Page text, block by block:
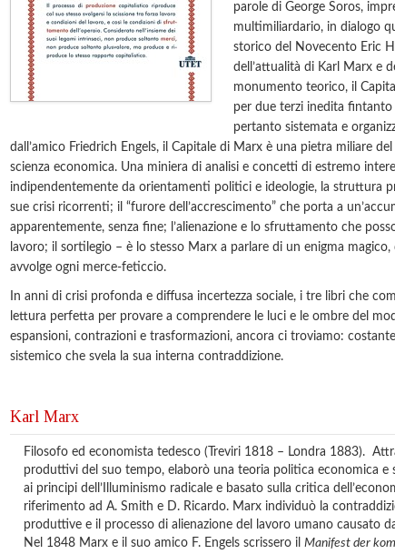
parole di George Soros,
multimiliardario, in dialogo
storico del Novecento Eric
dell’attualità di Karl Marx e
monumento teorico, il
per due terzi inedita fintanto
pertanto sistemata e
dall’amico Friedrich Engels, il Capitale di Marx è una pietra miliare
scienza economica. Una miniera di analisi e concetti di estremo
indipendentemente da orientamenti politici e ideologie, la struttura
sue crisi ricorrenti; il “furore dell’accrescimento” che porta a
apparentemente, senza fine; l’alienazione e lo sfruttamento che
lavoro; il sortilegio – è lo stesso Marx a parlare di un enigma
avvolge ogni merce-feticcio.
In anni di crisi profonda e diffusa incertezza sociale, i tre libri che
lettura perfetta per provare a comprendere le luci e le ombre del
espansioni, contrazioni e trasformazioni, ancora ci troviamo:
sistemico che svela la sua interna contraddizione.
Karl Marx
Filosofo ed economista tedesco (Treviri 1818 – Londra 1883).
produttivi del suo tempo, elaborò una teoria politica economica e
ai principi dell’Illuminismo radicale e basato sulla critica
riferimento ad A. Smith e D. Ricardo. Marx individuò la
produttive e il processo di alienazione del lavoro umano causato
Nel 1848 Marx e il suo amico F. Engels scrissero il Manifest der